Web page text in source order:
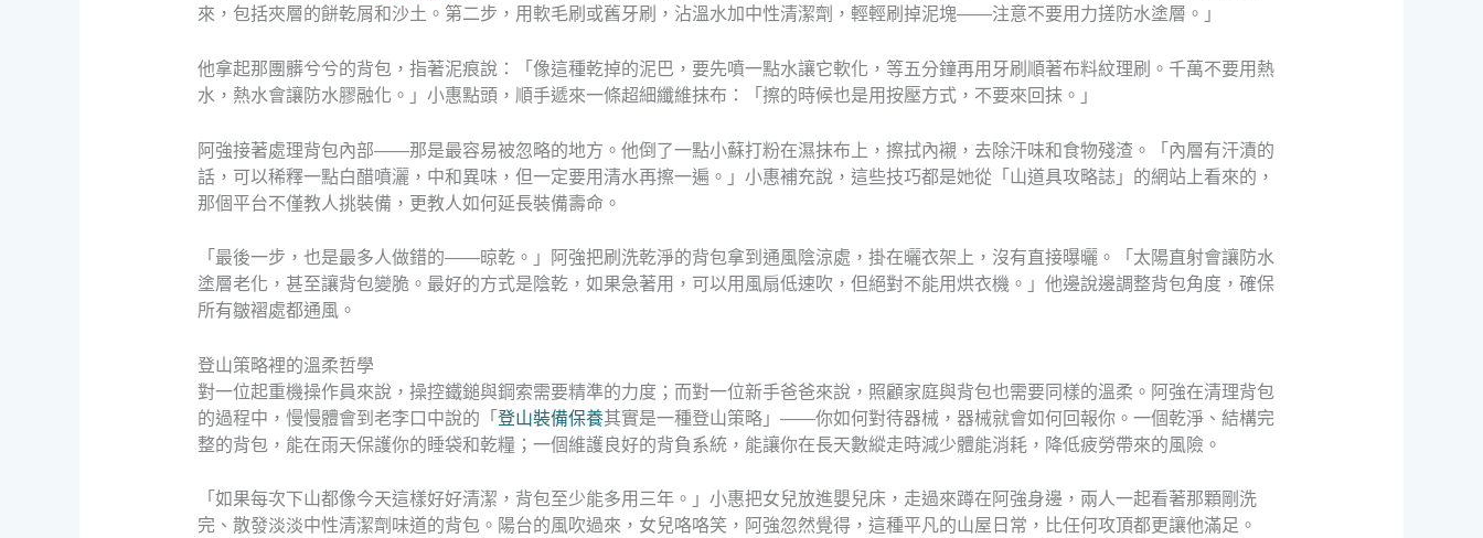
來，包括夾層的餅乾屑和沙土。第二步，用軟毛刷或舊牙刷，沾溫水加中性清潔劑，輕輕刷掉泥塊——注意不要用力搓防水塗層。」
他拿起那團髒兮兮的背包，指著泥痕說：「像這種乾掉的泥巴，要先噴一點水讓它軟化，等五分鐘再用牙刷順著布料紋理刷。千萬不要用熱
水，熱水會讓防水膠融化。」小惠點頭，順手遞來一條超細纖維抹布：「擦的時候也是用按壓方式，不要來回抹。」
阿強接著處理背包內部——那是最容易被忽略的地方。他倒了一點小蘇打粉在濕抹布上，擦拭內襯，去除汗味和食物殘渣。「內層有汗漬的
話，可以稀釋一點白醋噴灑，中和異味，但一定要用清水再擦一遍。」小惠補充說，這些技巧都是她從「山道具攻略誌」的網站上看來的，
那個平台不僅教人挑裝備，更教人如何延長裝備壽命。
「最後一步，也是最多人做錯的——晾乾。」阿強把刷洗乾淨的背包拿到通風陰涼處，掛在曬衣架上，沒有直接曝曬。「太陽直射會讓防水
塗層老化，甚至讓背包變脆。最好的方式是陰乾，如果急著用，可以用風扇低速吹，但絕對不能用烘衣機。」他邊說邊調整背包角度，確保
所有皺褶處都通風。
登山策略裡的溫柔哲學
對一位起重機操作員來說，操控鐵鎚與鋼索需要精準的力度；而對一位新手爸爸來說，照顧家庭與背包也需要同樣的溫柔。阿強在清理背包
的過程中，慢慢體會到老李口中說的「 登山裝備保養其實是一種登山策略」——你如何對待器械，器械就會如何回報你。一個乾淨、結構完
整的背包，能在雨天保護你的睡袋和乾糧；一個維護良好的背負系統，能讓你在長天數縱走時減少體能消耗，降低疲勞帶來的風險。
「如果每次下山都像今天這樣好好清潔，背包至少能多用三年。」小惠把女兒放進嬰兒床，走過來蹲在阿強身邊，兩人一起看著那顆剛洗
完、散發淡淡中性清潔劑味道的背包。陽台的風吹過來，女兒咯咯笑，阿強忽然覺得，這種平凡的山屋日常，比任何攻頂都更讓他滿足。